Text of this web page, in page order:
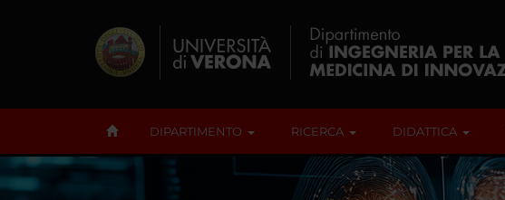
DIPARTIMENTO RICERCA DIDATTICA